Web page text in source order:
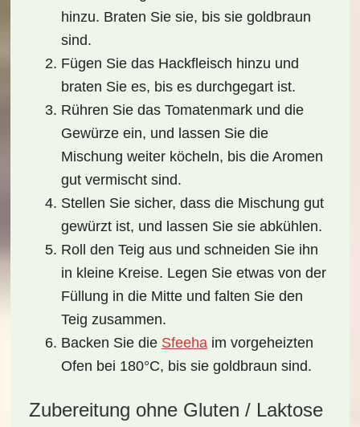
hinzu. Braten Sie sie, bis sie goldbraun
sind.
Fügen Sie das Hackfleisch hinzu und
braten Sie es, bis es durchgegart ist.
Rühren Sie das Tomatenmark und die
Gewürze ein, und lassen Sie die
Mischung weiter köcheln, bis die Aromen
gut vermischt sind.
Stellen Sie sicher, dass die Mischung gut
gewürzt ist, und lassen Sie sie abkühlen.
Roll den Teig aus und schneiden Sie ihn
in kleine Kreise. Legen Sie etwas von der
Füllung in die Mitte und falten Sie den
Teig zusammen.
Backen Sie die Sfeehaim vorgeheizten
Ofen bei 180°C, bis sie goldbraun sind.
Zubereitung ohne Gluten / Laktose